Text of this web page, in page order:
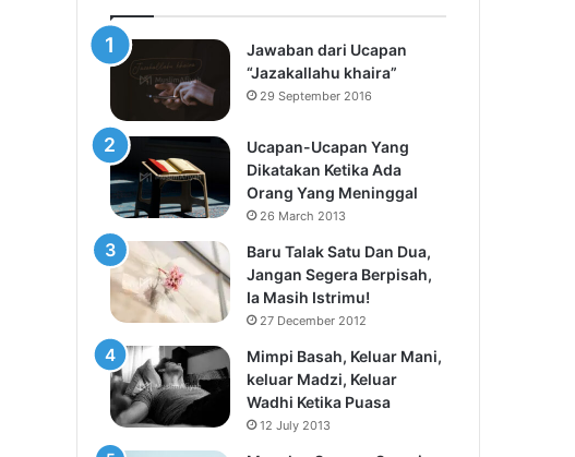
Jawaban dari Ucapan
“Jazakallahu khaira”
29 September 2016
Ucapan-Ucapan Yang
Dikatakan Ketika Ada
Orang Yang Meninggal
26 March 2013
Baru Talak Satu Dan Dua,
Jangan Segera Berpisah,
Ia Masih Istrimu!
27 December 2012
Mimpi Basah, Keluar Mani,
keluar Madzi, Keluar
Wadhi Ketika Puasa
12 July 2013